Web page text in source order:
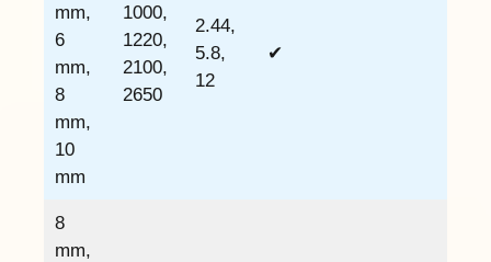
mm,
6
mm,
8
mm,
10
mm
1000,
1220,
2100,
2650
2.44,
5.8,
12
✔
8
mm,